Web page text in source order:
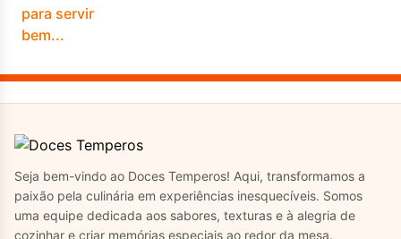
Seja bem-vindo ao Doces Temperos! Aqui, transformamos a
paixão pela culinária em experiências inesquecíveis. Somos
uma equipe dedicada aos sabores, texturas e à alegria de
cozinhar e criar memórias especiais ao redor da mesa.